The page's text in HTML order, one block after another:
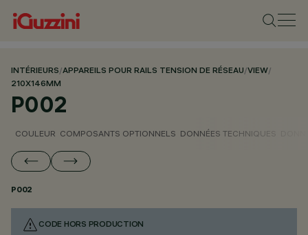
INTÉRIEURS/APPAREILS POUR RAILS TENSION DE RÉSEAU/VIEW/
210X146MM
P002
COULEUR COMPOSANTS OPTIONNELS DONNÉES TECHNIQUES
P002
CODE HORS PRODUCTION